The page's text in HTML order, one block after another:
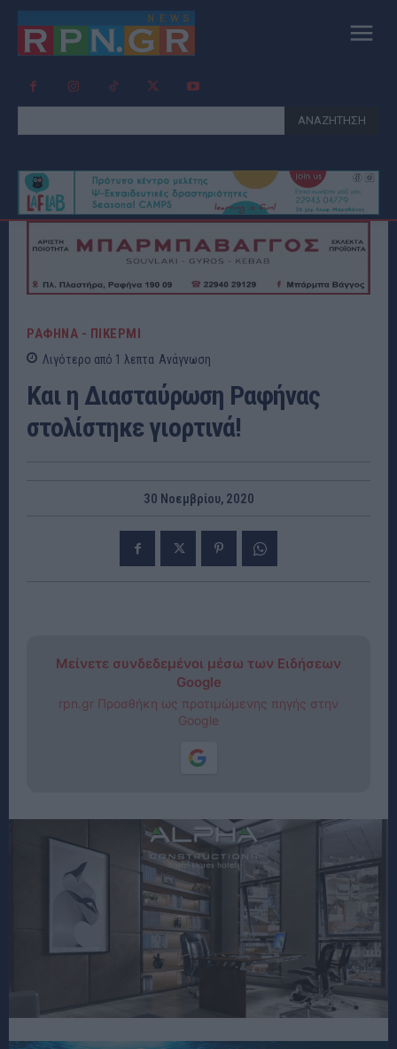
ΑΝΑΖΗΤΗΣΗ
ΡΑΦΗΝΑ - ΠΙΚΕΡΜΙ
Λιγότερο από 1 λεπτα Ανάγνωση
Και η Διασταύρωση Ραφήνας
στολίστηκε γιορτινά!
30 Νοεμβρίου, 2020
Μείνετε συνδεδεμένοι μέσω των Ειδήσεων
Google
rpn.gr Προσθήκη ως προτιμώμενης πηγής στην
Google